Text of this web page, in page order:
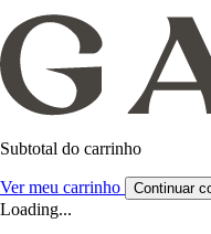
Subtotal do carrinho
Ver meu carrinho Continuar
Loading...